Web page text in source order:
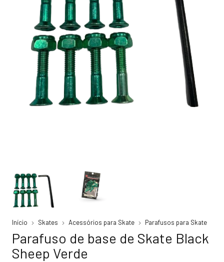
Início Skates Acessórios para Skate Parafusos para Skate
Parafuso de base de Skate Black
Sheep Verde